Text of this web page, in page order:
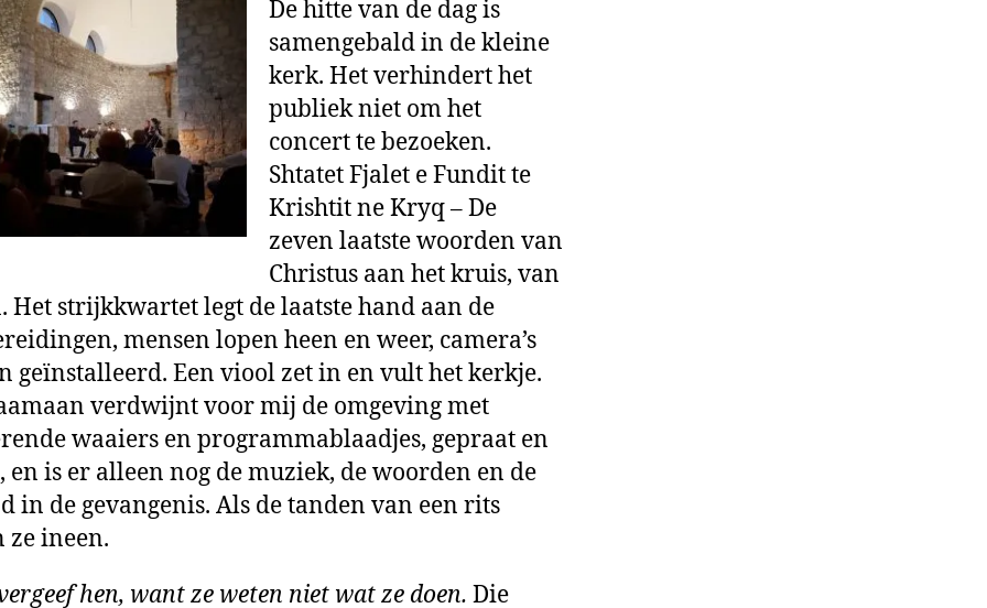
De hitte van de dag is
samengebald in de kleine
kerk. Het verhindert het
publiek niet om het
concert te bezoeken.
Shtatet Fjalet e Fundit te
Krishtit ne Kryq – De
zeven laatste woorden van
Christus aan het kruis, van
Het strijkkwartet legt de laatste hand aan de
mensen lopen heen en weer, camera’s
geïnstalleerd. Een viool zet in en vult het kerkje.
verdwijnt voor mij de omgeving met
waaiers en programmablaadjes, gepraat en
en is er alleen nog de muziek, de woorden en de
in de gevangenis. Als de tanden van een rits
ze ineen.
hen, want ze weten niet wat ze doen. Die